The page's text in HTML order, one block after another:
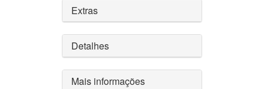
Extras
Detalhes
Mais informações